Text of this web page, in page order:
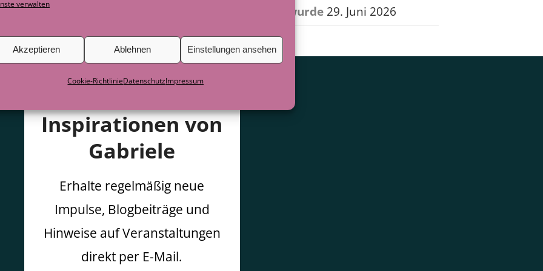
verwalten
Akzeptieren Ablehnen Einstellungen ansehen
Cookie-RichtlinieDatenschutzImpressum
wurde 29. Juni 2026
Inspirationen von
Gabriele
Erhalte regelmäßig neue
Impulse, Blogbeiträge und
Hinweise auf Veranstaltungen
direkt per E-Mail.